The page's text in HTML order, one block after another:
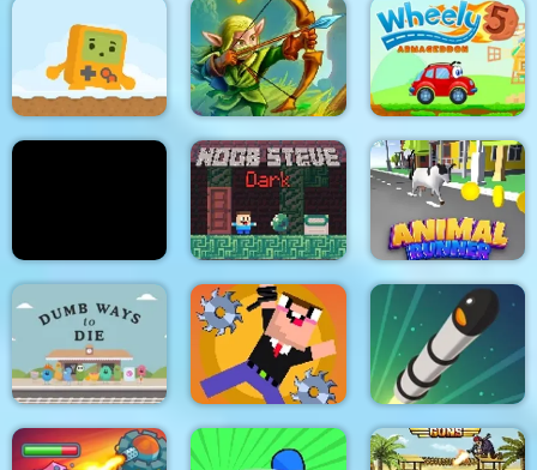
Kingdom Defense
Chaos Time
Aquapark Shark Run Gun Robots
Royal Guards Wheely 5
Getting Over Snow Noob Steve Dark Animal Run